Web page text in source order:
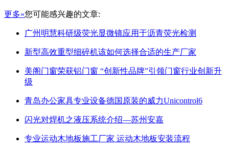
更多»您可能感兴趣的文章:
广州明慧科研级荧光显微镜应用于沥青荧光检测
新型高效重型细碎机该如何选择合适的生产厂家
美阁门窗荣获铝门窗 “创新性品牌”引领门窗行业创新升
级
青岛办公家具专业设备德国原装的威力Unicontrol6
闪光对焊机之液压系统介绍—苏州安嘉
专业运动木地板施工厂家 运动木地板安装流程